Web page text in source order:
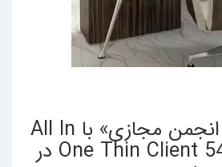
مسیری که « انجمن مجازی» با All In
One Thin Client 5470 Dell Wyse در